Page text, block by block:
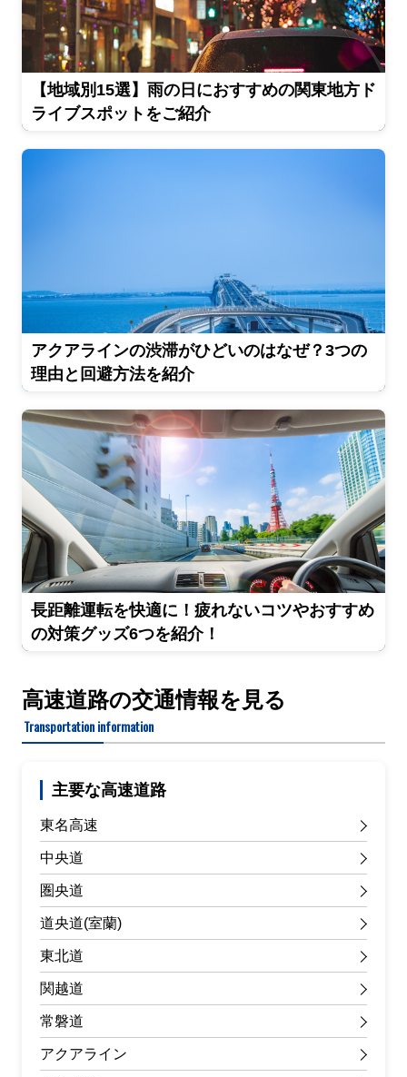
【地域別15選】雨の日におすすめの関東地方ド
ライブスポットをご紹介
アクアラインの渋滞がひどいのはなぜ？3つの
理由と回避方法を紹介
長距離運転を快適に！疲れないコツやおすすめ
の対策グッズ6つを紹介！
高速道路の交通情報を見る
Transportation information
主要な高速道路
東名高速
中央道
圏央道
道央道(室蘭)
東北道
関越道
常磐道
アクアライン